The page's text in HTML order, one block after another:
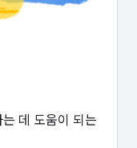
데 도움이 되는